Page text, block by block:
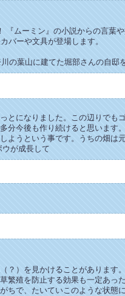
『ムーミン』の小説からの言葉
バーや文具が登場します。
の葉山に建てた堀部さんの自邸
とになりました。この辺りでも
分今後も作り続けると思います
ようという事です。うちの畑は
が成長して
？）を見かけることがあります。
繁殖を防止する効果も一定あっ
ちで、たいていこのような状態